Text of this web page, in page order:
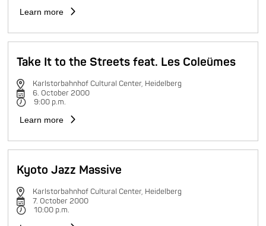
Learn more
Take It to the Streets feat. Les Coleümes
Karlstorbahnhof Cultural Center, Heidelberg
6. October 2000
9:00 p.m.
Learn more
Kyoto Jazz Massive
Karlstorbahnhof Cultural Center, Heidelberg
7. October 2000
10:00 p.m.